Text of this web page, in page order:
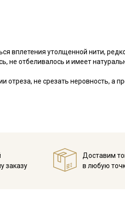
вплетения утолщенной нити,
не отбеливалось и имеет
не срезать неровность, а
перекос исправился.
кроя, для взрослых и
текстиля (постельного белья,
заказу
Доставим
в любую